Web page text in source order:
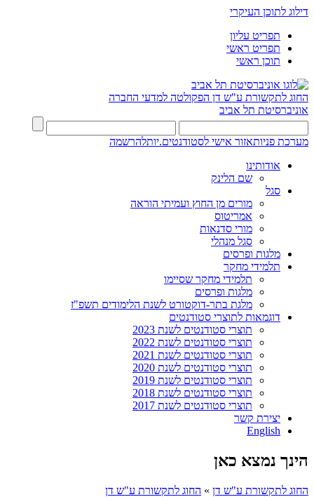
דילוג לתוכן העיקרי
תפריט עליון
תפריט ראשי
תוכן ראשי
החוג לתקשורת ע"ש דן הפקולטה למדעי החברה
אוניברסיטת תל אביב
מערכת פניותאזור אישי לסטודנטים.יותלהרשמה
אודותינו
שם הלינק
סגל
מורים מן החוץ ועמיתי הוראה
אמריטוס
מורי סדנאות
סגל מנהלי
מלגות ופרסים
תלמידי מחקר
תלמידי מחקר שסיימו
מלגות ופרסים
מלגת בתר-דוקטורט לשנת הלימודים תשפ"ז
דוגמאות לתוצרי סטודנטים
תוצרי סטודנטים לשנת 2023
תוצרי סטודנטים לשנת 2022
תוצרי סטודנטים לשנת 2021
תוצרי סטודנטים לשנת 2020
תוצרי סטודנטים לשנת 2019
תוצרי סטודנטים לשנת 2018
תוצרי סטודנטים לשנת 2017
יצירת קשר
English
הינך נמצא כאן
החוג לתקשורת ע"ש דן » החוג לתקשורת ע"ש דן